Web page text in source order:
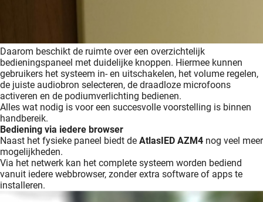
Daarom beschikt de ruimte over een overzichtelijk
bedieningspaneel met duidelijke knoppen. Hiermee kunnen
gebruikers het systeem in- en uitschakelen, het volume regelen,
de juiste audiobron selecteren, de draadloze microfoons
activeren en de podiumverlichting bedienen.
Alles wat nodig is voor een succesvolle voorstelling is binnen
handbereik.
Bediening via iedere browser
Naast het fysieke paneel biedt de AtlasIED AZM4 nog veel meer
mogelijkheden.
Via het netwerk kan het complete systeem worden bediend
vanuit iedere webbrowser, zonder extra software of apps te
installeren.